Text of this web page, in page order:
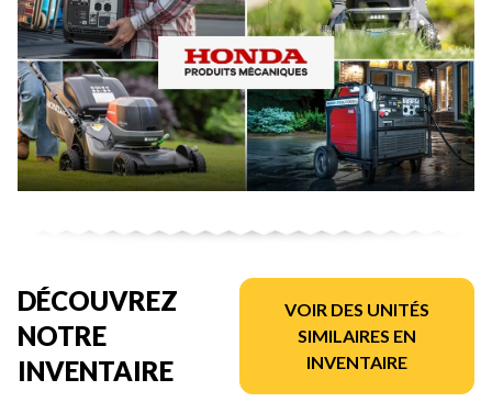
DÉCOUVREZ
NOTRE
INVENTAIRE
VOIR DES UNITÉS
SIMILAIRES EN
INVENTAIRE